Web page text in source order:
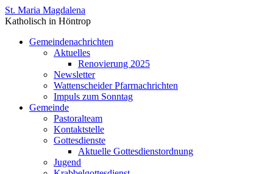
St. Maria Magdalena
Katholisch in Höntrop
Gemeindenachrichten
Aktuelles
Renovierung 2025
Newsletter
Wattenscheider Pfarrnachrichten
Impuls zum Sonntag
Gemeinde
Pastoralteam
Kontaktstelle
Gottesdienste
Aktuelle Gottesdienstordnung
Jugend